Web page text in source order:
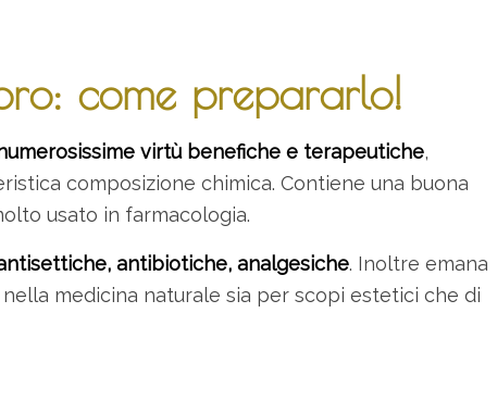
come prepararlo!
virtù benefiche e terapeutiche,
composizione chimica. Contiene una buona
usato in farmacologia.
antibiotiche, analgesiche. Inoltre emana
medicina naturale sia per scopi estetici che di